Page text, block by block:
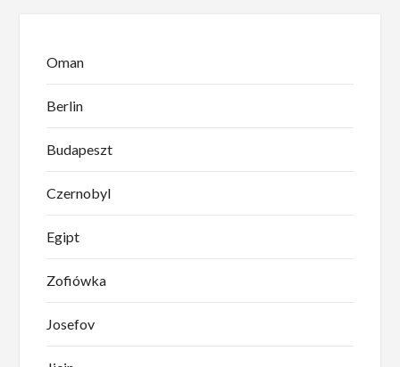
Oman
Berlin
Budapeszt
Czernobyl
Egipt
Zofiówka
Josefov